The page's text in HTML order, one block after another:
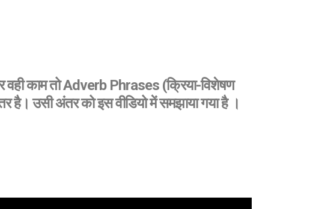
काम तो Adverb Phrases (क्रिया-विशेषण
उसी अंतर को इस वीडियो में समझाया गया है ।